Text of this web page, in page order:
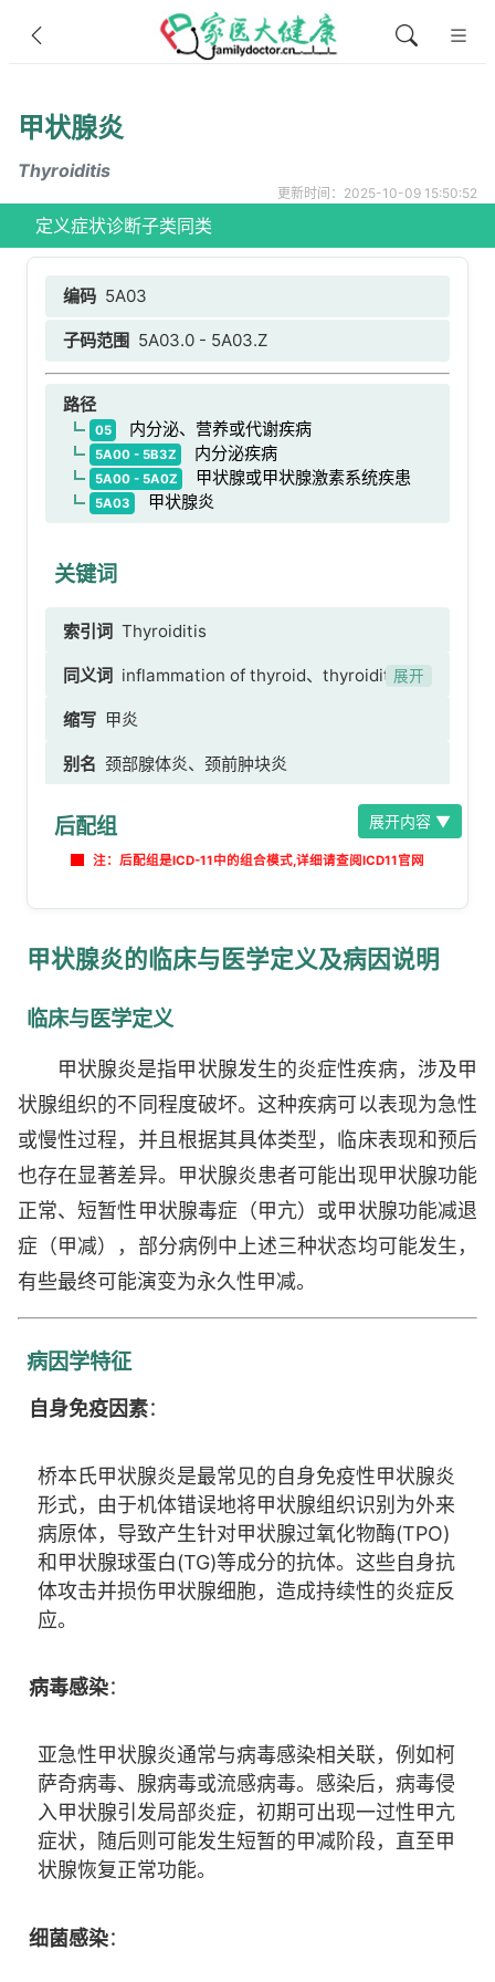
甲状腺炎
Thyroiditis
更新时间：2025-10-09 15:50:52
定义症状诊断子类同类
编码 5A03
子码范围 5A03.0 - 5A03.Z
路径
05 内分泌、营养或代谢疾病
5A00 - 5B3Z 内分泌疾病
5A00 - 5A0Z 甲状腺或甲状腺激素系统疾患
5A03 甲状腺炎
关键词
索引词 Thyroiditis
同义词 inflammation of thyroid、thyroiditis
NOS、甲状腺炎症、甲状腺炎NOS
展开
缩写 甲炎
别名 颈部腺体炎、颈前肿块炎
后配组
注：后配组是ICD-11中的组合模式,详细请查阅ICD11官网
展开内容 ▼
甲状腺炎的临床与医学定义及病因说明
临床与医学定义
甲状腺炎是指甲状腺发生的炎症性疾病，涉及甲
状腺组织的不同程度破坏。这种疾病可以表现为急性
或慢性过程，并且根据其具体类型，临床表现和预后
也存在显著差异。甲状腺炎患者可能出现甲状腺功能
正常、短暂性甲状腺毒症（甲亢）或甲状腺功能减退
症（甲减），部分病例中上述三种状态均可能发生，
有些最终可能演变为永久性甲减。
病因学特征
自身免疫因素：
桥本氏甲状腺炎是最常见的自身免疫性甲状腺炎
形式，由于机体错误地将甲状腺组织识别为外来
病原体，导致产生针对甲状腺过氧化物酶(TPO)
和甲状腺球蛋白(TG)等成分的抗体。这些自身抗
体攻击并损伤甲状腺细胞，造成持续性的炎症反
应。
病毒感染：
亚急性甲状腺炎通常与病毒感染相关联，例如柯
萨奇病毒、腺病毒或流感病毒。感染后，病毒侵
入甲状腺引发局部炎症，初期可出现一过性甲亢
症状，随后则可能发生短暂的甲减阶段，直至甲
状腺恢复正常功能。
细菌感染：